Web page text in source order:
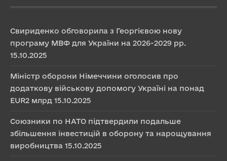
Свириденко обговорила з Георгієвою нову
програму МВФ для України на 2026-2029 рр.
15.10.2025
Міністр оборони Німеччини оголосив про
додаткову військову допомогу Україні на понад
EUR2 млрд 15.10.2025
Союзники по НАТО підтвердили подальше
збільшення інвестицій в оборону та нарощування
виробництва 15.10.2025